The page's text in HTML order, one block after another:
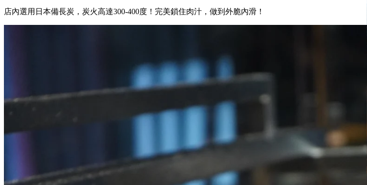
店內選用日本備長炭，炭火高達300-400度！完美鎖住肉汁，做到外脆內滑！